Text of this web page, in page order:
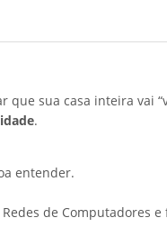
sua casa inteira vai
.
entender.
de Computadores